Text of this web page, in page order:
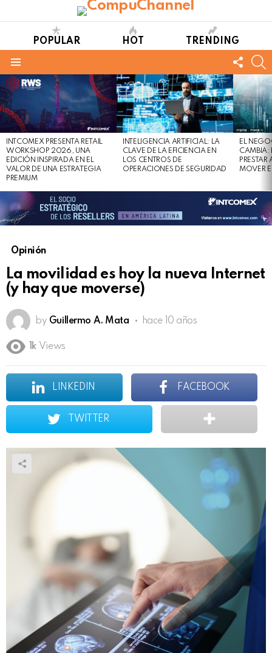
POPULAR HOT TRENDING
US
LATEST
STORIES
INTCOMEX PRESENTA RETAIL
WORKSHOP 2026, UNA
EDICIÓN INSPIRADA EN EL
VALOR DE UNA ESTRATEGIA
PREMIUM
INTELIGENCIA ARTIFICIAL: LA
CLAVE DE LA EFICIENCIA EN
LOS CENTROS DE
OPERACIONES DE SEGURIDAD
EL
CAMBIA:
MOVER
Opinión
La movilidad es hoy la nueva Internet
(y hay que moverse)
by Guillermo A. Mata hace 10 años
1k Views
LINKEDIN FACEBOOK
TWITTER